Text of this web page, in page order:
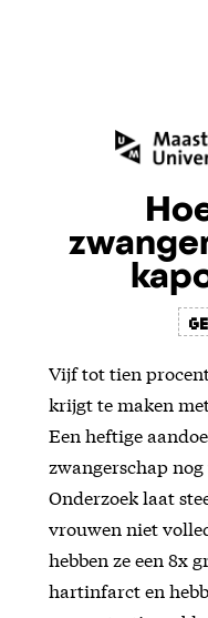
Vijf tot tien
krijgt te maken
Een heftige
zwangerschap
Onderzoek laat
vrouwen niet
hebben ze een 8x
hartinfarct en